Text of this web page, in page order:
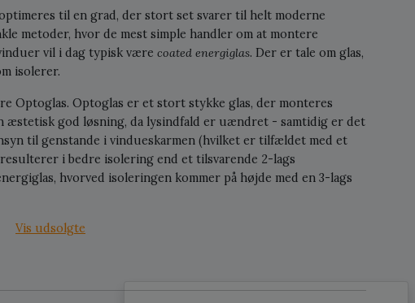
til en grad, der stort set svarer til helt moderne
metoder, hvor de mest simple handler om at montere
vil i dag typisk være coated energiglas. Der er tale om glas,
isolerer.
Optoglas. Optoglas er et stort stykke glas, der monteres
æstetisk god løsning, da lysindfald er uændret - samtidig er det
til genstande i vindueskarmen (hvilket er tilfældet med et
i bedre isolering end et tilsvarende 2-lags
hvorved isoleringen kommer på højde med en 3-lags
Vis udsolgte